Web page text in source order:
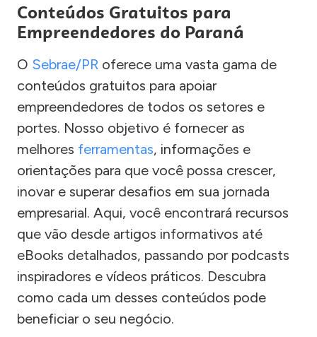
Conteúdos Gratuitos para
Empreendedores do Paraná
O Sebrae/PR oferece uma vasta gama de
conteúdos gratuitos para apoiar
empreendedores de todos os setores e
portes. Nosso objetivo é fornecer as
melhores ferramentas, informações e
orientações para que você possa crescer,
inovar e superar desafios em sua jornada
empresarial. Aqui, você encontrará recursos
que vão desde artigos informativos até
eBooks detalhados, passando por podcasts
inspiradores e vídeos práticos. Descubra
como cada um desses conteúdos pode
beneficiar o seu negócio.